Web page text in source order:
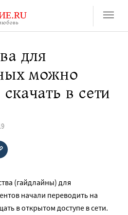
для
можно
в сети
(гайдлайны) для
начали переводить на
в открытом доступе в сети.